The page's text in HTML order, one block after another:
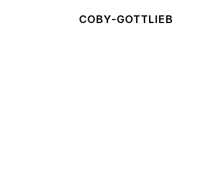
COBY-GOTTLIEB